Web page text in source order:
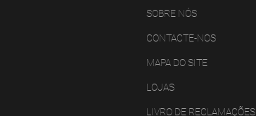
SOBRE NÓS
CONTACTE-NOS
MAPA DO SITE
LOJAS
LIVRO DE RECLAMAÇÕES